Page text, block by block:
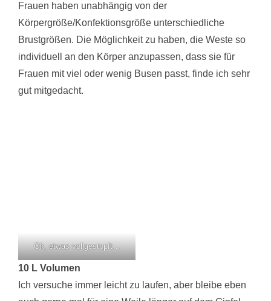
Frauen haben unabhängig von der
Körpergröße/Konfektionsgröße unterschiedliche
Brustgrößen. Die Möglichkeit zu haben, die Weste so
individuell an den Körper anzupassen, dass sie für
Frauen mit viel oder wenig Busen passt, finde ich sehr
gut mitgedacht.
Ok, etwas vollgestopft…
10 L Volumen
Ich versuche immer leicht zu laufen, aber bleibe eben